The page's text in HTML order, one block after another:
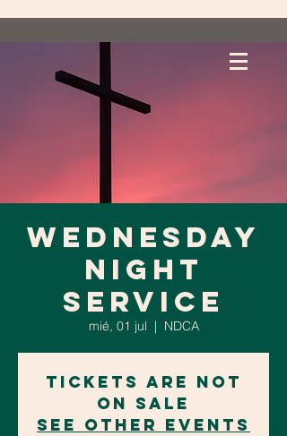
WEDNESDAY
NIGHT
SERVICE
mié, 01 jul
  |
NDCA
Tickets are not
on sale
See other events